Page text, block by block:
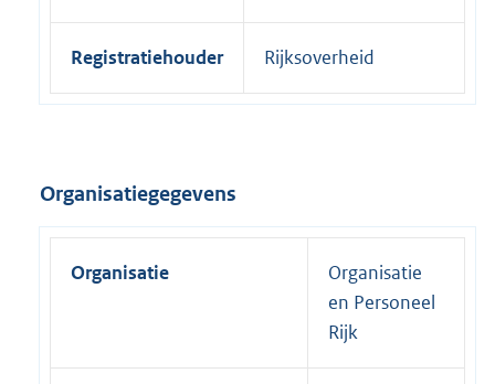
Registratiehouder Rijksoverheid
Organisatiegegevens
Organisatie
Organisatie
en Personeel
Rijk